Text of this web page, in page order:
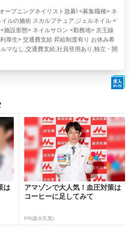
ープニングネイリスト急募! <募集職種> ネ
ルの施術 スカルプチュア,ジェルネイル <
施設形態> ネイルサロン <勤務地> 京王線
厚生> 交通費支給 昇給制度有り お休み希
マなし,交通費支給,社員登用あり,独立・開
は
アマゾンで大人気！血圧対策は
コーヒーに足してみて
PR(森永乳業)